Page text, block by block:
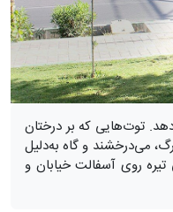
توت‌هایی که بر درختان
می‌درخشند و گاه به‌دلیل
روی آسفالت خیابان و